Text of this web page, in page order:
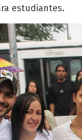
estudiantes.